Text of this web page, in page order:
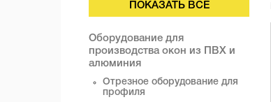
ПОКАЗАТЬ ВСЁ
Оборудование для
производства окон из ПВХ и
алюминия
Отрезное оборудование для
профиля